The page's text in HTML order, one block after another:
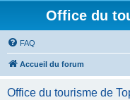
Office du
FAQ
Accueil du forum
Office du tourisme de